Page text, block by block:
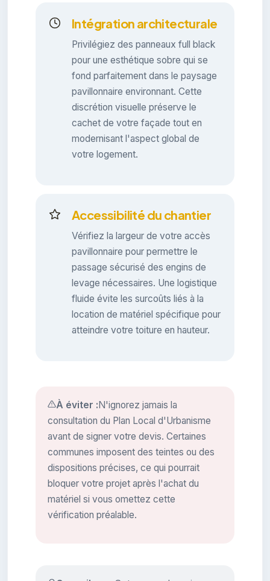
Intégration architecturale
Privilégiez des panneaux full black
pour une esthétique sobre qui se
fond parfaitement dans le paysage
pavillonnaire environnant. Cette
discrétion visuelle préserve le
cachet de votre façade tout en
modernisant l'aspect global de
votre logement.
Accessibilité du chantier
Vérifiez la largeur de votre accès
pavillonnaire pour permettre le
passage sécurisé des engins de
levage nécessaires. Une logistique
fluide évite les surcoûts liés à la
location de matériel spécifique pour
atteindre votre toiture en hauteur.
À éviter : N'ignorez jamais la
consultation du Plan Local d'Urbanisme
avant de signer votre devis. Certaines
communes imposent des teintes ou des
dispositions précises, ce qui pourrait
bloquer votre projet après l'achat du
matériel si vous omettez cette
vérification préalable.